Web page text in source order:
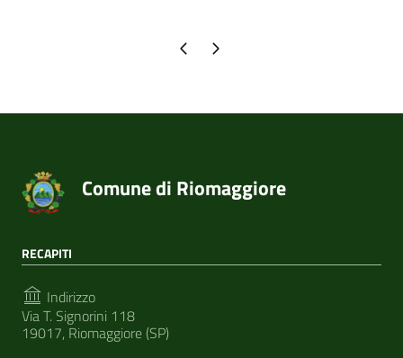
Pagina precedente
Pagina successiva
Comune di Riomaggiore
RECAPITI
Indirizzo
Via T. Signorini 118
19017, Riomaggiore (SP)